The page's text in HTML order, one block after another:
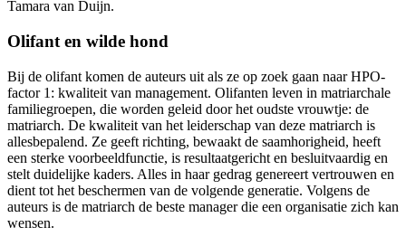
Tamara van Duijn.
Olifant en wilde hond
Bij de olifant komen de auteurs uit als ze op zoek gaan naar HPO-
factor 1: kwaliteit van management. Olifanten leven in matriarchale
familiegroepen, die worden geleid door het oudste vrouwtje: de
matriarch. De kwaliteit van het leiderschap van deze matriarch is
allesbepalend. Ze geeft richting, bewaakt de saamhorigheid, heeft
een sterke voorbeeldfunctie, is resultaatgericht en besluitvaardig en
stelt duidelijke kaders. Alles in haar gedrag genereert vertrouwen en
dient tot het beschermen van de volgende generatie. Volgens de
auteurs is de matriarch de beste manager die een organisatie zich kan
wensen.